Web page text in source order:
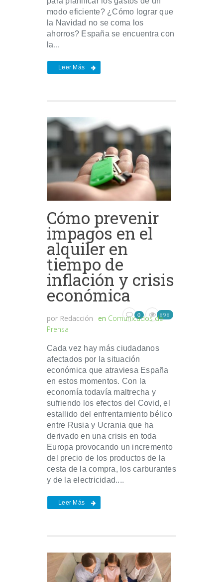
modo eficiente? ¿Cómo lograr que
la Navidad no se coma los
ahorros? España se encuentra con
la...
Leer Más
Cómo prevenir
impagos en el
alquiler en
tiempo de
inflación y crisis
económica
por Redacción en Comunicados de
Prensa
0 898
Cada vez hay más ciudadanos
afectados por la situación
económica que atraviesa España
en estos momentos. Con la
economía todavía maltrecha y
sufriendo los efectos del Covid, el
estallido del enfrentamiento bélico
entre Rusia y Ucrania que ha
derivado en una crisis en toda
Europa provocando un incremento
del precio de los productos de la
cesta de la compra, los carburantes
y de la electricidad....
Leer Más